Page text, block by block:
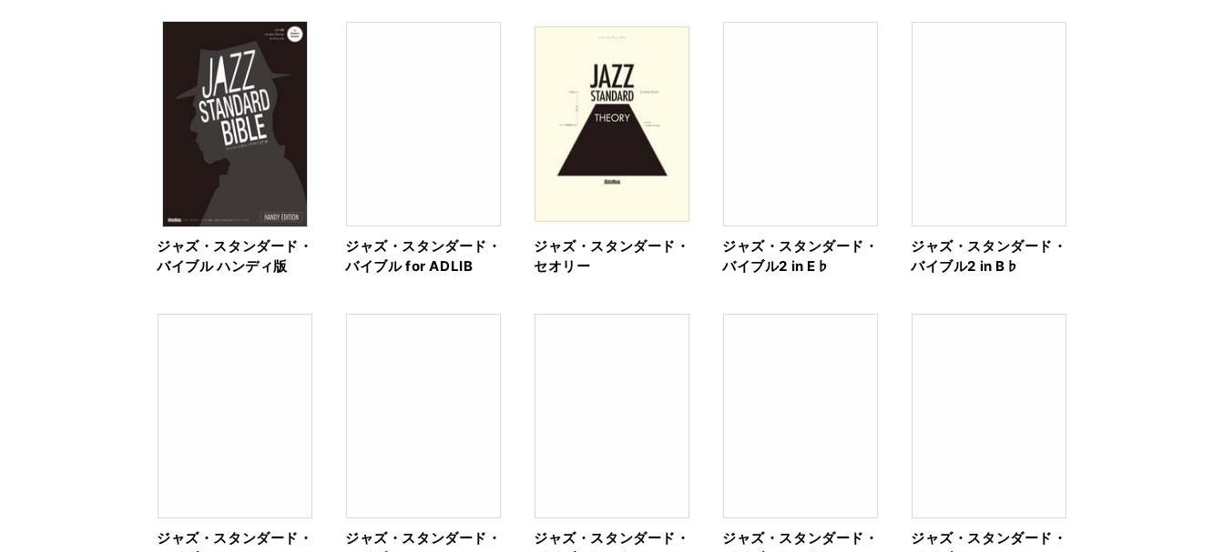
ジャズ・スタンダード・
バイブル ハンディ版
ジャズ・スタンダード・
バイブル for ADLIB
ジャズ・スタンダード・
セオリー
ジャズ・スタンダード・
バイブル2 in E♭
ジャズ・スタンダード・
バイブル2 in B♭
ジャズ・スタンダード・
ジャズ・スタンダード・
ジャズ・スタンダード・
ジャズ・スタンダード・
ジャズ・スタンダード・